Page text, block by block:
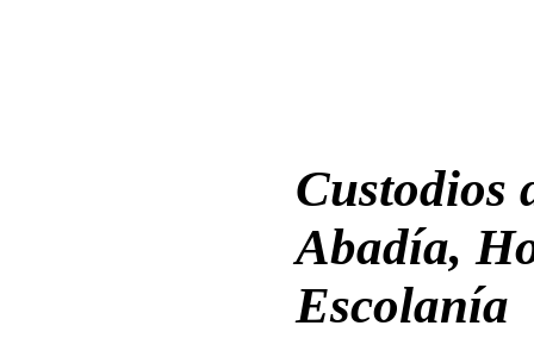
Custodios
Abadía,
Escolanía